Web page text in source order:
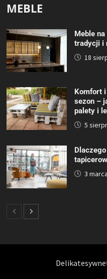
MEBLE
Meble
tradycji i
18
Komfort
sezon –
palety i
5
3